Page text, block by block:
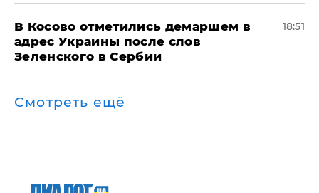
В Косово отметились демаршем в
адрес Украины после слов
Зеленского в Сербии
18:51
Смотреть ещё